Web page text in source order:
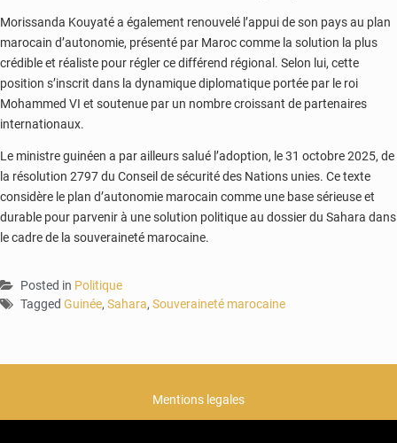
Morissanda Kouyaté a également renouvelé l’appui de son pays au plan
marocain d’autonomie, présenté par Maroccomme la solution la plus
crédible et réaliste pour régler ce différend régional. Selon lui, cette
position s’inscrit dans la dynamique diplomatique portée par le roi
Mohammed VI et soutenue par un nombre croissant de partenaires
internationaux.
Le ministre guinéen a par ailleurs salué l’adoption, le 31 octobre 2025, de
la résolution 2797 du Conseil de sécurité des Nations unies. Ce texte
considère le plan d’autonomie marocain comme une base sérieuse et
durable pour parvenir à une solution politique au dossier du Sahara dans
le cadre de la souveraineté marocaine.
Posted in Politique
Tagged Guinée, Sahara, Souveraineté marocaine
Mentions legales